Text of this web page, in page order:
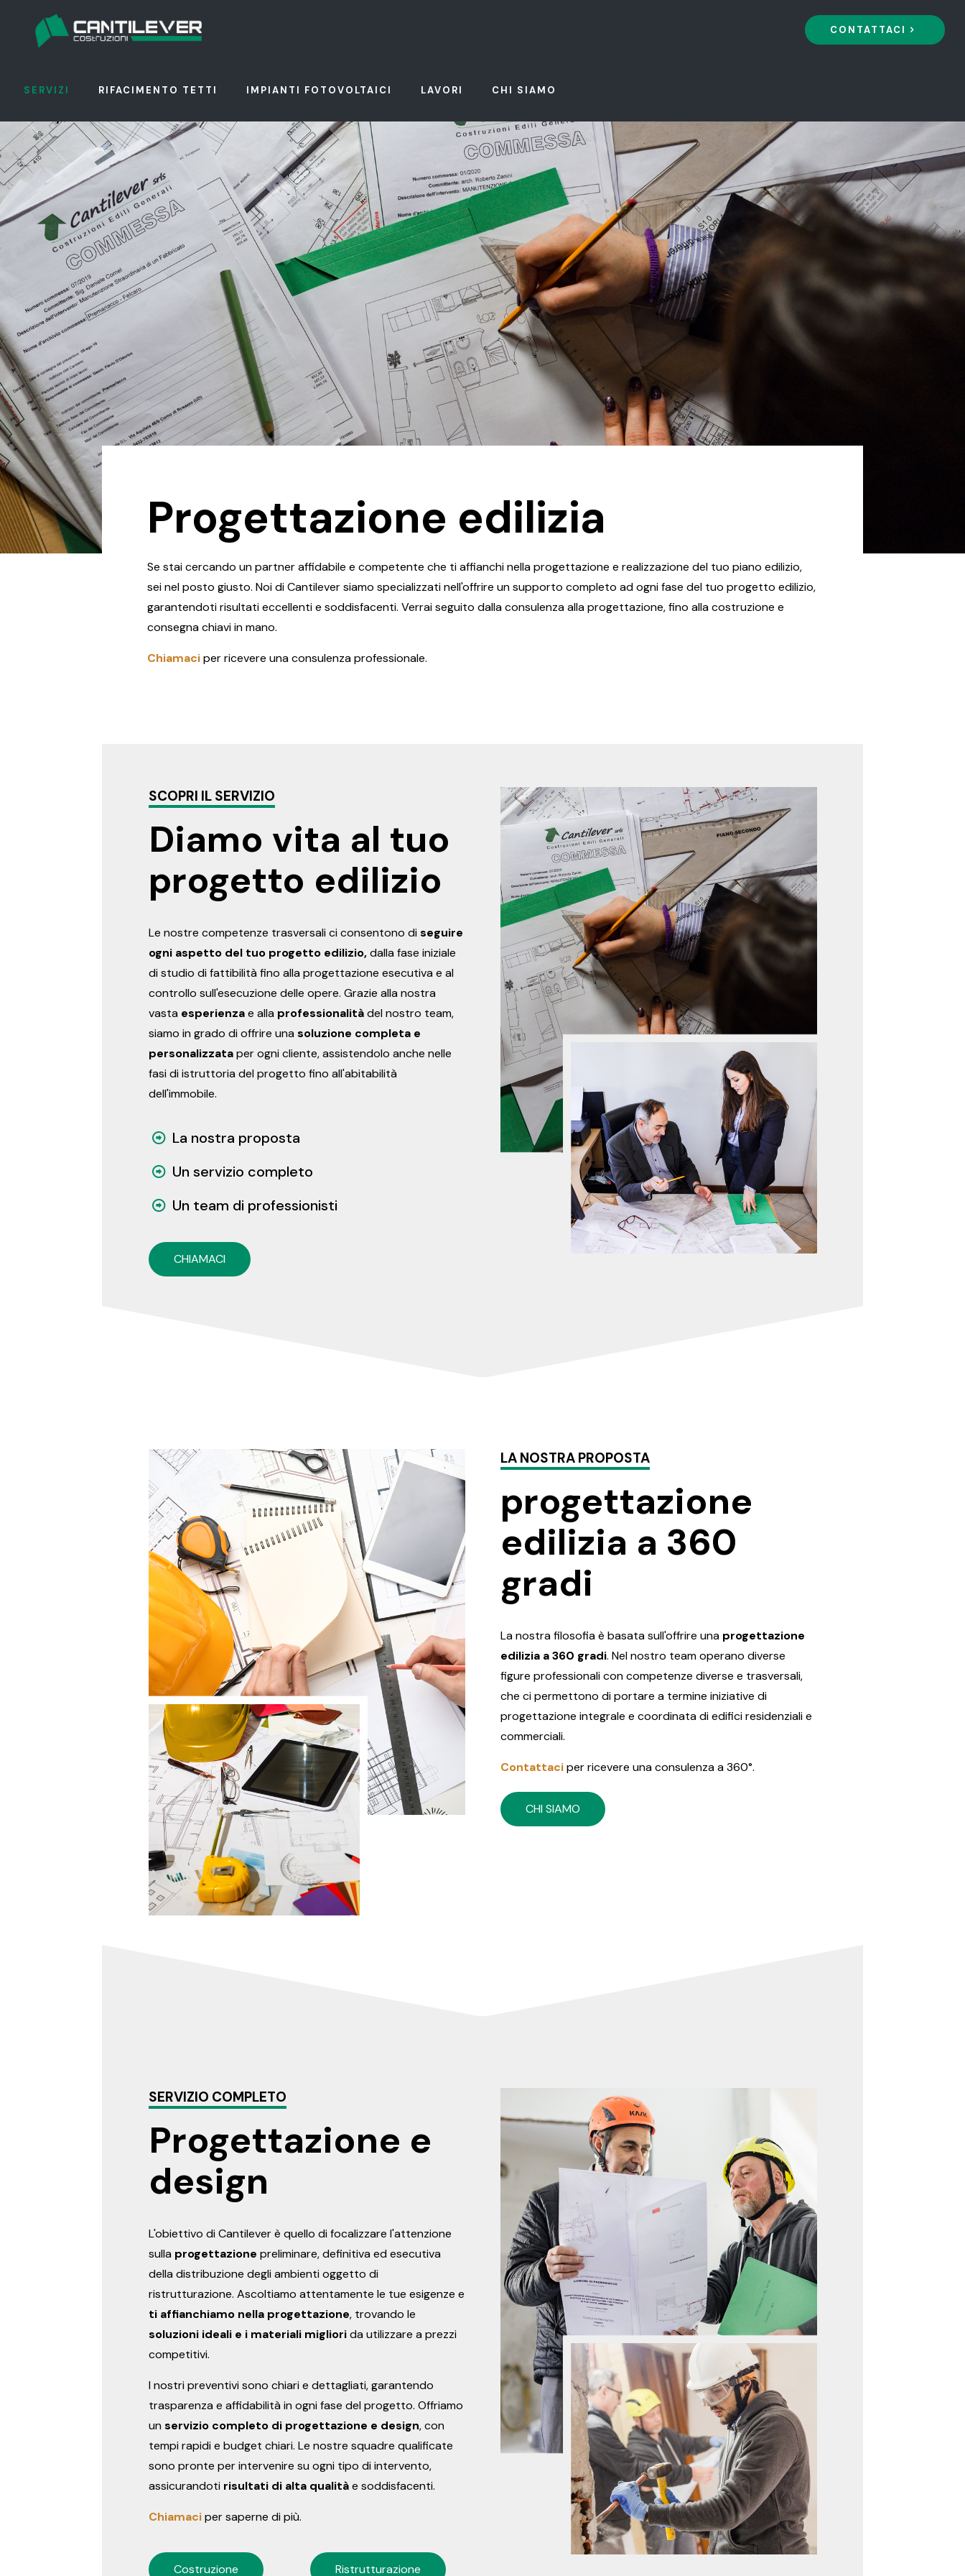
SERVIZI RIFACIMENTO TETTI IMPIANTI FOTOVOLTAICI LAVORI CHI SIAMO
CONTATTACI
Progettazione edilizia
Se stai cercando un partner affidabile e competente che ti affianchi nella progettazione e realizzazione del tuo piano edilizio,
sei nel posto giusto. Noi di Cantilever siamo specializzati nell'offrire un supporto completo ad ogni fase del tuo progetto edilizio,
garantendoti risultati eccellenti e soddisfacenti. Verrai seguito dalla consulenza alla progettazione, fino alla costruzione e
consegna chiavi in mano.
Chiamaciper ricevere una consulenza professionale.
SCOPRI IL SERVIZIO
Diamo vita al tuo
progetto edilizio
Le nostre competenze trasversali ci consentono di seguire
ogni aspetto del tuo progetto edilizio,dalla fase iniziale
di studio di fattibilità fino alla progettazione esecutiva e al
controllo sull'esecuzione delle opere. Grazie alla nostra
vasta esperienzae alla professionalitàdel nostro team,
siamo in grado di offrire una soluzione completa e
personalizzataper ogni cliente, assistendolo anche nelle
fasi di istruttoria del progetto fino all'abitabilità
dell'immobile.
La nostra proposta
Un servizio completo
Un team di professionisti
CHIAMACI
LA NOSTRA PROPOSTA
progettazione
edilizia a 360
gradi
La nostra filosofia è basata sull'offrire una progettazione
edilizia a 360 gradi. Nel nostro team operano diverse
figure professionali con competenze diverse e trasversali,
che ci permettono di portare a termine iniziative di
progettazione integrale e coordinata di edifici residenziali e
commerciali.
Contattaciper ricevere una consulenza a 360°.
CHI SIAMO
SERVIZIO COMPLETO
Progettazione e
design
L'obiettivo di Cantilever è quello di focalizzare l'attenzione
sulla progettazione preliminare, definitiva ed esecutiva
della distribuzione degli ambienti oggetto di
ristrutturazione. Ascoltiamo attentamente le tue esigenze e
ti affianchiamo nella progettazione, trovando le
soluzioni ideali e i materiali migliorida utilizzare a prezzi
competitivi.
I nostri preventivi sono chiari e dettagliati, garantendo
trasparenza e affidabilità in ogni fase del progetto. Offriamo
un servizio completo di progettazione e design, con
tempi rapidi e budget chiari. Le nostre squadre qualificate
sono pronte per intervenire su ogni tipo di intervento,
assicurandoti risultati di alta qualitàe soddisfacenti.
Chiamaciper saperne di più.
Costruzione Ristrutturazione